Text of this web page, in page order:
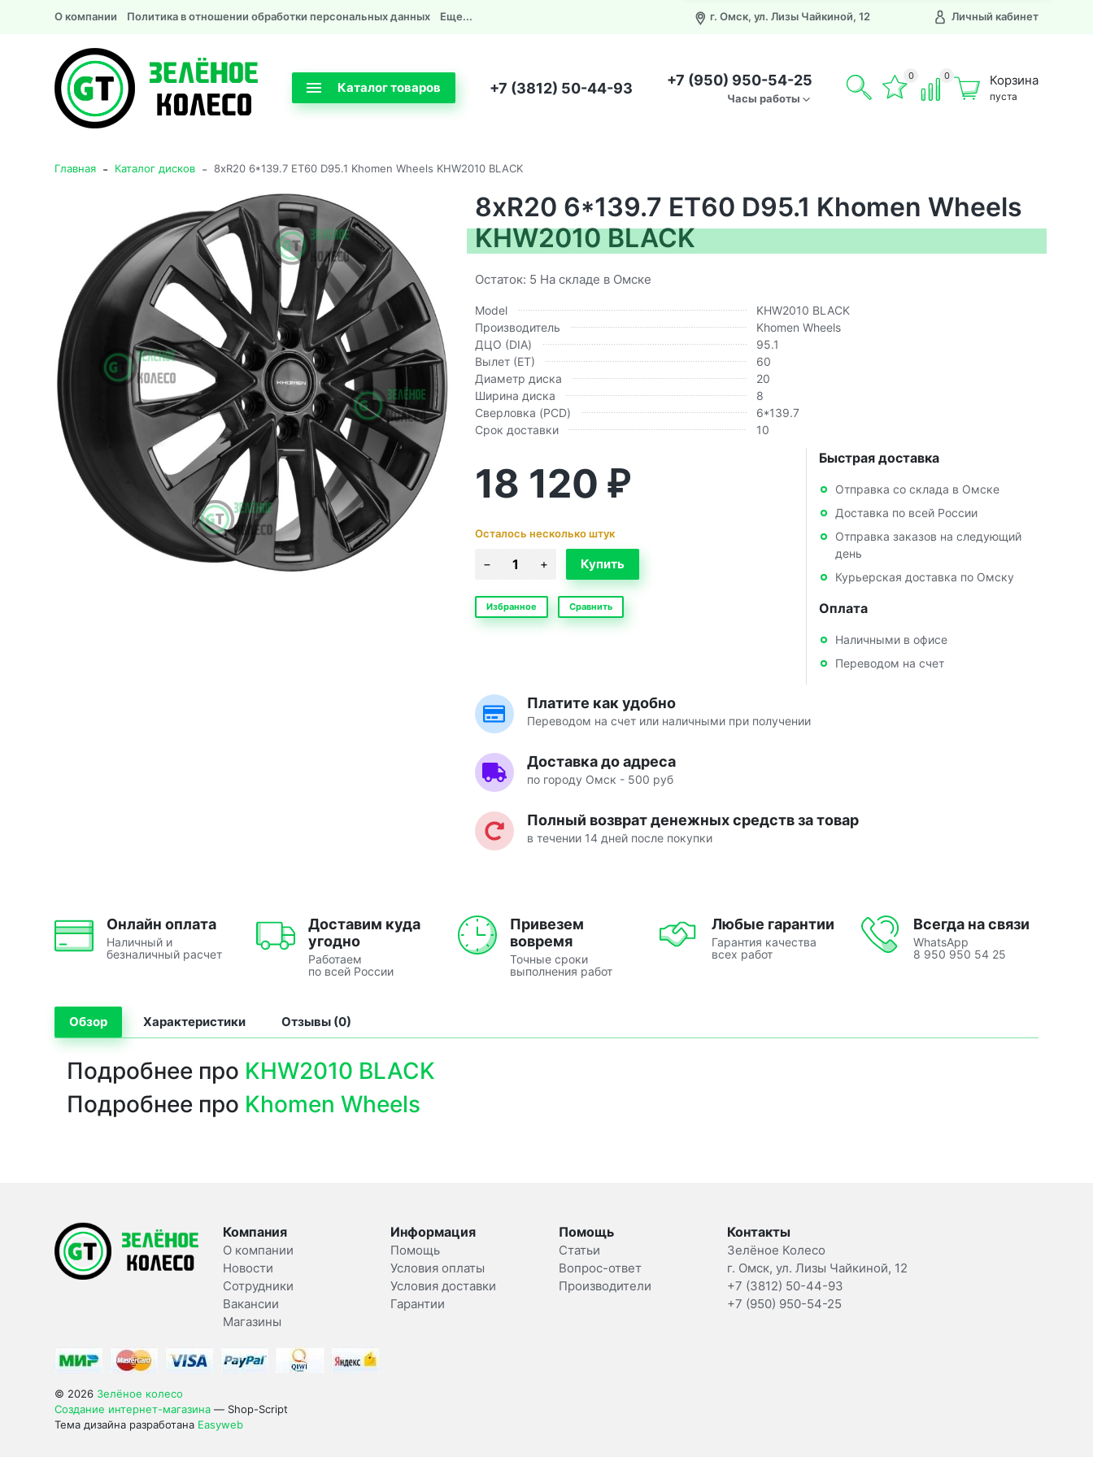
О компании Политика в отношении обработки персональных данных Еще... г. Омск, ул. Лизы Чайкиной, 12 Личный кабинет
Каталог товаров +7 (3812) 50-44-93 +7 (950) 950-54-25
Часы работы
0 0 Корзина
пуста
Главная - Каталог дисков - 8xR20 6*139.7 ET60 D95.1 Khomen Wheels KHW2010 BLACK
8xR20 6*139.7 ET60 D95.1 Khomen Wheels
KHW2010 BLACK
Остаток: 5 На складе в Омске
Model
KHW2010 BLACK
Производитель
Khomen Wheels
ДЦО (DIA)
95.1
Вылет (ЕТ)
60
Диаметр диска
20
Ширина диска
8
Сверловка (PCD)
6*139.7
Срок доставки
10
18 120 ₽
Осталось несколько штук
Избранное Сравнить
Быстрая доставка
Отправка со склада в Омске
Доставка по всей России
Отправка заказов на следующий
день
Курьерская доставка по Омску
Оплата
Наличными в офисе
Переводом на счет
Платите как удобно
Переводом на счет или наличными при получении
Доставка до адреса
по городу Омск - 500 руб
Полный возврат денежных средств за товар
в течении 14 дней после покупки
Онлайн оплата
Наличный и
безналичный расчет
Доставим куда
угодно
Работаем
по всей России
Привезем
вовремя
Точные сроки
выполнения работ
Любые гарантии
Гарантия качества
всех работ
Всегда на связи
WhatsApp
8 950 950 54 25
Обзор Характеристики Отзывы (0)
Подробнее про KHW2010 BLACK
Подробнее про Khomen Wheels
Компания
О компании
Новости
Сотрудники
Вакансии
Магазины
Информация
Помощь
Условия оплаты
Условия доставки
Гарантии
Помощь
Статьи
Вопрос-ответ
Производители
Контакты
Зелёное Колесо
г. Омск, ул. Лизы Чайкиной, 12
+7 (3812) 50-44-93
+7 (950) 950-54-25
© 2026 Зелёное колесо
Создание интернет-магазина — Shop-Script
Тема дизайна разработана Easyweb